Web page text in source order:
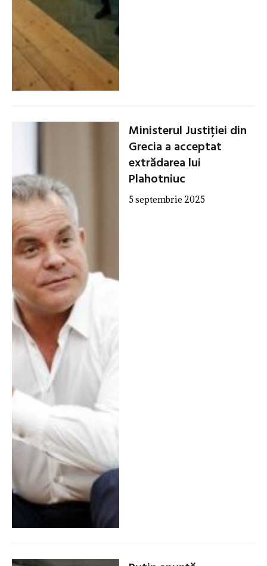
Ministerul Justiției din
Grecia a acceptat
extrădarea lui
Plahotniuc
5 septembrie 2025